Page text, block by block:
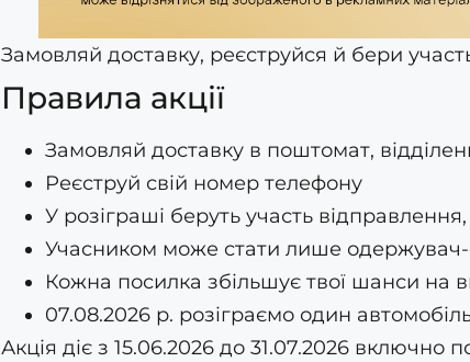
Замовляй доставку, реєструйся й бери
Правила акції
Замовляй доставку в поштомат,
Реєструй свій номер телефону
У розіграші беруть участь
Учасником може стати лише одержувач-
Кожна посилка збільшує твої шанси на
07.08.2026 р. розіграємо один
Акція діє з 15.06.2026 до 31.07.2026 включно